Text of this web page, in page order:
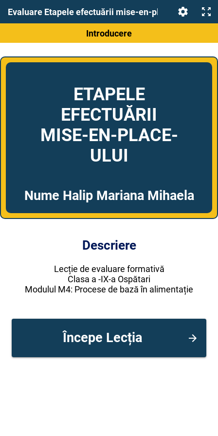
Introducere
ETAPELE
EFECTUĂRII
MISE-EN-PLACE-
ULUI
Nume Halip Mariana Mihaela
Descriere
Lecție de evaluare formativă
Clasa a -IX-a Ospătari
Modulul M4: Procese de bază în alimentație
Începe Lecția